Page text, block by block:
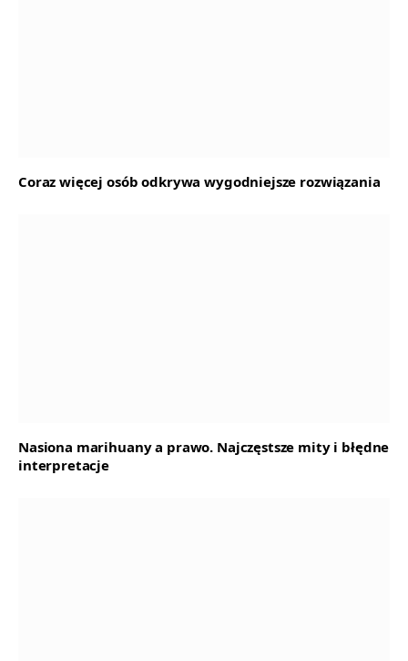
Coraz więcej osób odkrywa wygodniejsze rozwiązania
Nasiona marihuany a prawo. Najczęstsze mity i błędne
interpretacje